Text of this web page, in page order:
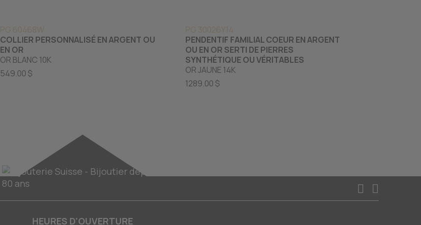
PG 60468W
COLLIER PERSONNALISÉ EN ARGENT OU
EN OR
OR BLANC 10K
549.00 $
PG 30026Y14
PENDENTIF FAMILIAL COEUR EN ARGENT
OU EN OR SERTI DE PIERRES
SYNTHÉTIQUE OU VÉRITABLES
OR JAUNE 14K
1289.00 $
HEURES D'OUVERTURE